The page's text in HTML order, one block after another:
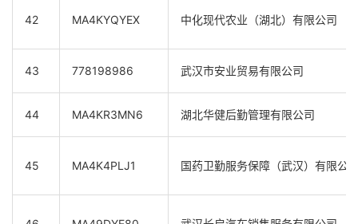
42 MA4KYQYEX 中化现代农业（湖北）有限公司
43 778198986 武汉市安业贸易有限公司
44 MA4KR3MN6 湖北华健后勤管理有限公司
45 MA4K4PLJ1 国药卫勤服务保障（武汉）有限公